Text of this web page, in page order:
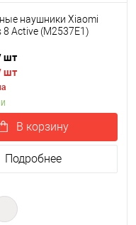
наушники Xiaomi
8 Active (M2537E1)
шт
шт
В корзину
Подробнее